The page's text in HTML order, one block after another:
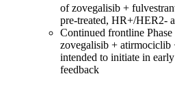
of zovegalisib +
pre-treated, HR+/HER2-
Continued frontline
zovegalisib + atirmociclib
intended to initiate in
feedback